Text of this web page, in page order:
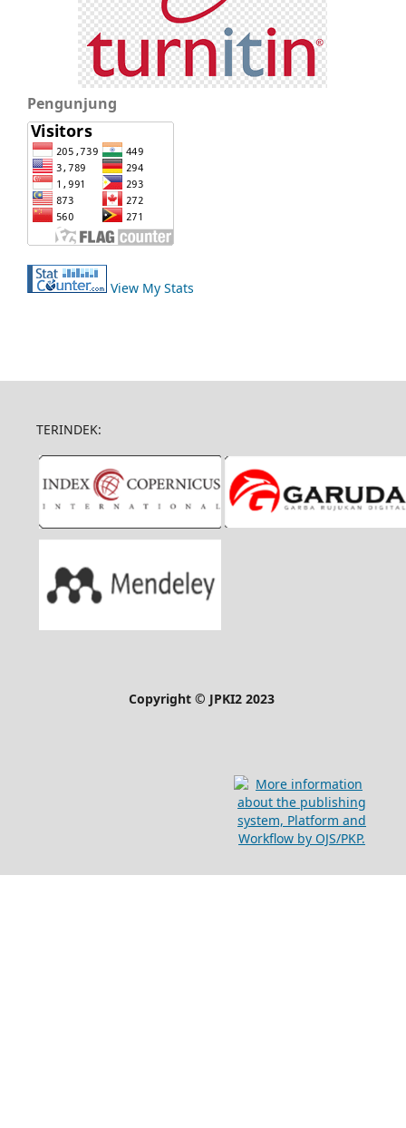
Pengunjung
View My Stats
TERINDEK:
Copyright © JPKI2 2023